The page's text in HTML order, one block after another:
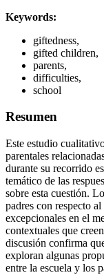
Keywords:
giftedness,
gifted children,
parents,
difficulties,
school
Resumen
Este estudio
parentales
durante su recorrido
temático de las
sobre esta cuestión.
padres con respecto
excepcionales en el
contextuales que
discusión confirma
exploran algunas
entre la escuela y los